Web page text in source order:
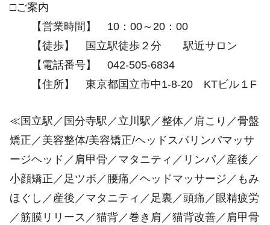
□ご案内
【営業時間】 10：00～20：00
【徒歩】 国立駅徒歩２分 駅近サロン
【電話番号】 042-505-6834
【住所】 東京都国立市中1-8-20 KTビル１F
≪国立駅／国分寺駅／立川駅／整体／肩こり／骨盤
矯正／美容整体/美容矯正/ヘッドスパリンパマッサ
ージヘッド／肩甲骨／マタニティ／リンパ／産後／
小顔矯正／足ツボ／腰痛／ヘッドマッサージ／もみ
ほぐし／産後／マタニティ／足裏／頭痛／眼精疲労
／筋膜リリース／猫背／巻き肩／猫背改善／肩甲骨